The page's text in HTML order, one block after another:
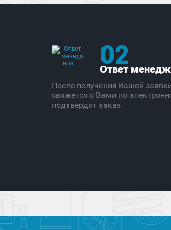
02
Ответ
После получения Вашей
свяжется с Вами по
подтвердит заказ